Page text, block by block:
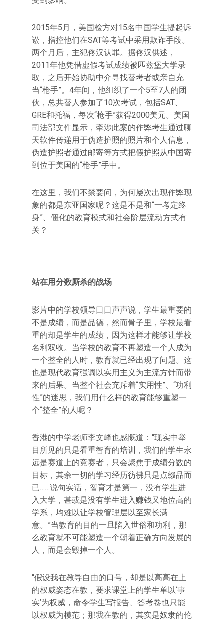
2015年5月，美国检方对15名中国学生提起诉
讼，指控他们在SAT等考试中采用欺诈手段。
两个月后，主犯佟汉认罪。据佟汉供述，
2011年他凭借虚假考试成绩被匹兹堡大学录
取，之后开始协助中介寻找替考者或亲自充
当“枪手”。4年间，他组织了一个5至7人的团
伙，总共替人参加了10次考试，包括SAT、
GRE和托福，每次“枪手”获得2000美元。美国
司法部文件显示，牵涉此案的作弊考生通过聊
天软件传递用于伪造护照的照片和个人信息，
伪造护照者通过邮寄等方式把假护照从中国寄
到位于美国的“枪手”手中。
在这里，我们不禁要问，为何屡次出现作弊现
象的都是东亚国家呢？这是不是和“一考定终
身”、僵化的教育模式和社会阶层流动方式有
关？
站在用分数厮杀的战场
影片中的学校领导口口声声说，学生最重要的
不是成绩，而是品德，然而骨子里，学校最看
重的却是学生的成绩，因为这样才能够让学校
名利双收。当学校的教育不再塑造一个人成为
一个整全的人时，教育就已经出现了问题。这
也是现代教育强调以实用主义为主流方针而带
来的后果。当整个社会充斥着“实用性”、“功利
性”的迷思，我们用什么样的教育能够重塑一
个“整全”的人呢？
香港的中学老师李文峰也感慨道：“现实中举
目所见的只是看重智育的培训，我们的学生永
远是赛道上的竞赛者，只会聚焦于成绩分数的
目标，其余一切的学习经历彷彿只是点缀品而
已……说句实话，智育才是第一，没有学生进
入大学，甚或是没有学生进入赚钱又地位高的
学系，均难以让学校管理层以至家长满
意。”当教育的目的一旦陷入世俗和功利，那
么教育就不可能塑造一个朝着正确方向发展的
人，而是会毁掉一个人。
“假设我在教导自由的口号，却是以高高在上
的权威姿态在教，要求课堂上的学生单以‘事
实’为权威，命令学生写报告、答考卷也只能
以权威为模范；那我在教的，其实是奴隶的伦